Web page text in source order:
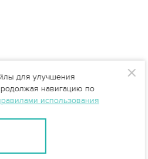
для улучшения
навигацию по
использования